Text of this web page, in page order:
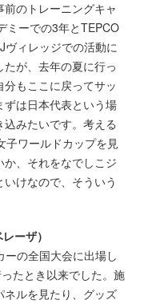
のトレーニングキャ
ミーでの3年とTEPCO
ヴィレッジでの活動に
が、去年の夏に行っ
もここに戻ってサッ
は日本代表という場
みたいです。考える
子ワールドカップを見
、それをなでしこジ
けなので、そういう
ーザ）
の全国大会に出場し
たとき以来でした。施
ルを見たり、グッズ